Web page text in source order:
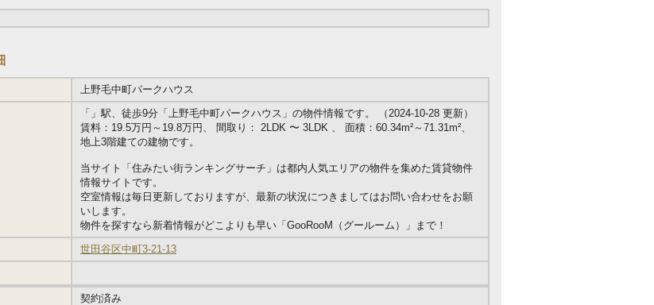
上野毛中町パークハウス
「 」駅、徒歩9分「上野毛中町パークハウス」の物件情報です。 （2024-10-28 更新）
賃料：19.5万円～19.8万円、 間取り： 2LDK 〜 3LDK 、 面積：60.34m²～71.31m²、
地上3階建ての建物です。
当サイト「住みたい街ランキングサーチ」は都内人気エリアの物件を集めた賃貸物件
情報サイトです。
空室情報は毎日更新しておりますが、最新の状況につきましてはお問い合わせをお願
いします。
物件を探すなら新着情報がどこよりも早い「GooRooM（グールーム）」まで！
世田谷区中町3-21-13
契約済み